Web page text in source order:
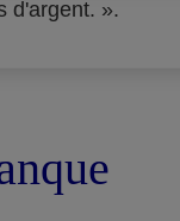
d'argent. ».